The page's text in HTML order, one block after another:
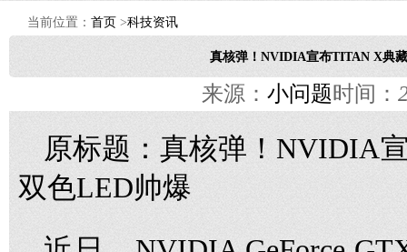
当前位置： 首页 >科技资讯
真核弹！NVIDIA宣布TITAN X典
来源： 小问题时间：
原标题：真核弹！NVIDIA
双色LED帅爆